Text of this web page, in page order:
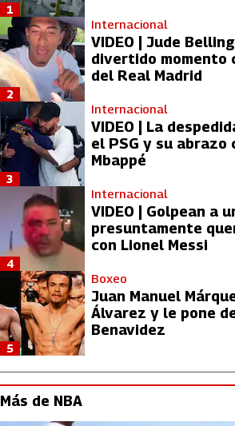
1
Internacional
VIDEO | Jude
divertido momento
del Real Madrid
2
Internacional
VIDEO | La
el PSG y su abrazo
Mbappé
3
Internacional
VIDEO | Golpean a
presuntamente
con Lionel Messi
4
Boxeo
Juan Manuel
Álvarez y le pone
Benavidez
5
Más de NBA